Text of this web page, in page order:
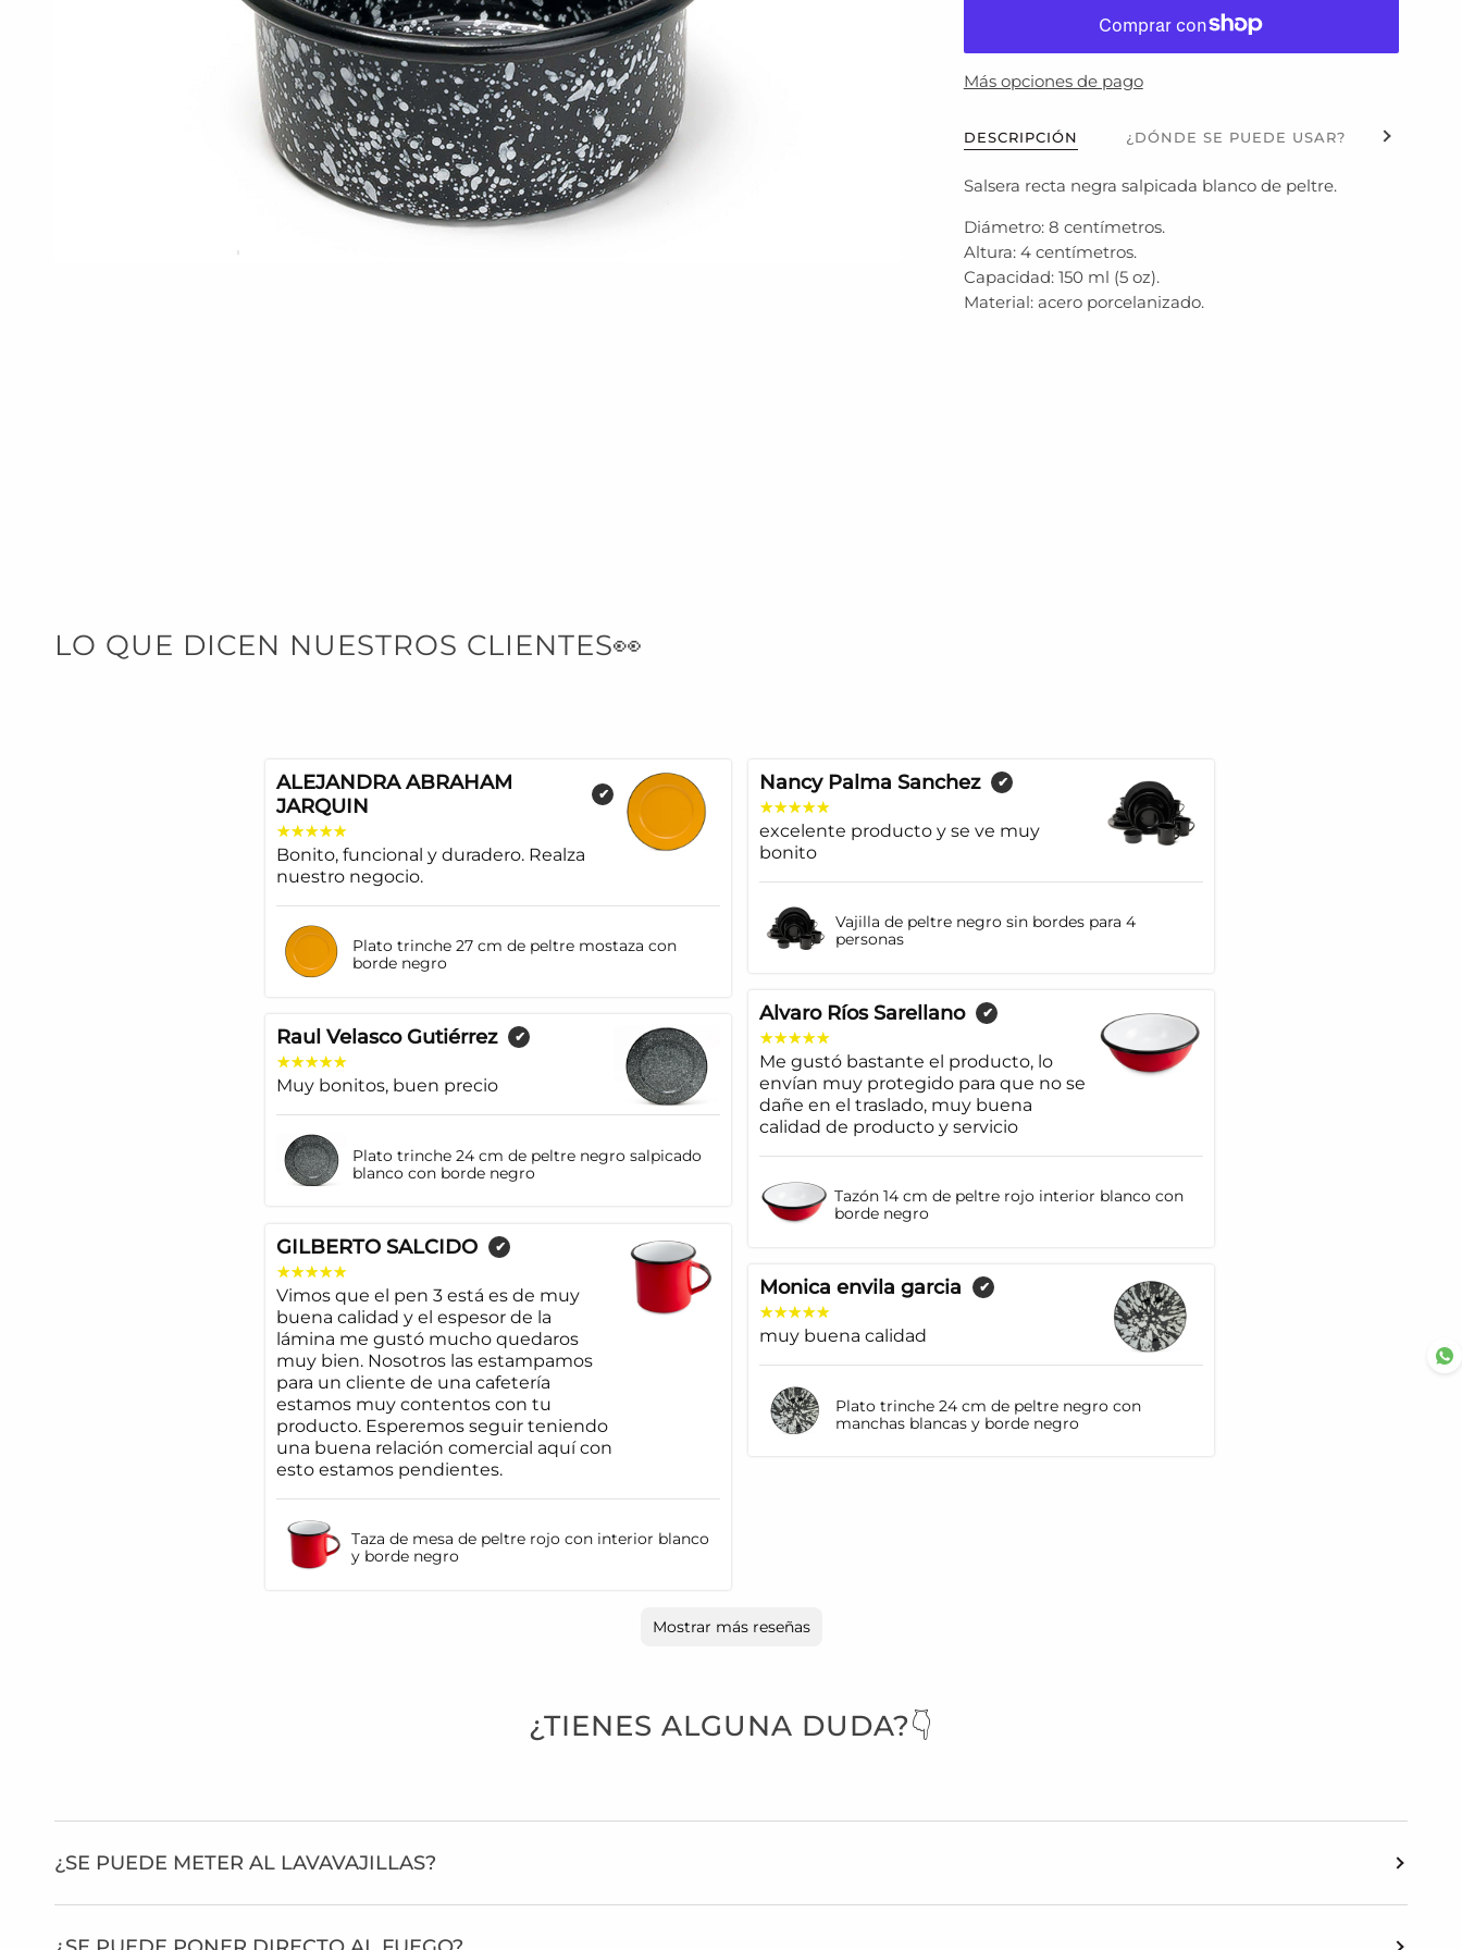
Más opciones de pago
DESCRIPCIÓN ¿DÓNDE SE PUEDE USAR? Ver todo
Salsera recta negra salpicada blanco de peltre.
Diámetro: 8 centímetros.
Altura: 4 centímetros.
Capacidad: 150 ml (5 oz).
Material: acero porcelanizado.
LO QUE DICEN NUESTROS CLIENTES👀
ALEJANDRA ABRAHAM
JARQUIN
✔
Bonito, funcional y duradero. Realza
nuestro negocio.
Plato trinche 27 cm de peltre mostaza con
borde negro
Nancy Palma Sanchez ✔
excelente producto y se ve muy
bonito
Vajilla de peltre negro sin bordes para 4
personas
Raul Velasco Gutiérrez ✔
Muy bonitos, buen precio
Plato trinche 24 cm de peltre negro salpicado
blanco con borde negro
Alvaro Ríos Sarellano ✔
Me gustó bastante el producto, lo
envían muy protegido para que no se
dañe en el traslado, muy buena
calidad de producto y servicio
Tazón 14 cm de peltre rojo interior blanco con
borde negro
GILBERTO SALCIDO ✔
Vimos que el pen 3 está es de muy
buena calidad y el espesor de la
lámina me gustó mucho quedaros
muy bien. Nosotros las estampamos
para un cliente de una cafetería
estamos muy contentos con tu
producto. Esperemos seguir teniendo
una buena relación comercial aquí con
esto estamos pendientes.
Taza de mesa de peltre rojo con interior blanco
y borde negro
Monica envila garcia ✔
muy buena calidad
Plato trinche 24 cm de peltre negro con
manchas blancas y borde negro
Mostrar más reseñas
¿TIENES ALGUNA DUDA?👇
¿SE PUEDE METER AL LAVAVAJILLAS?